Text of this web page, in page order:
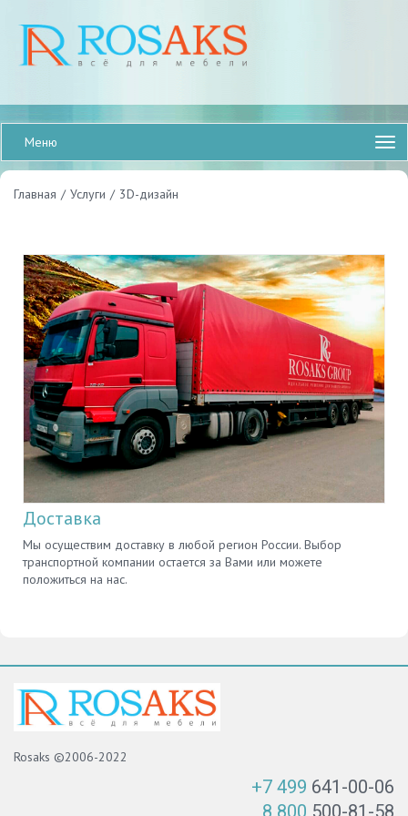
Меню
Главная / Услуги / 3D-дизайн
Доставка
Мы осуществим доставку в любой регион России. Выбор
транспортной компании остается за Вами или можете
положиться на нас.
Rosaks ©2006-2022
+7 499 641-00-06